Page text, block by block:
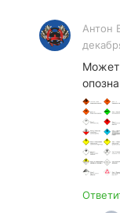
Антон
Может